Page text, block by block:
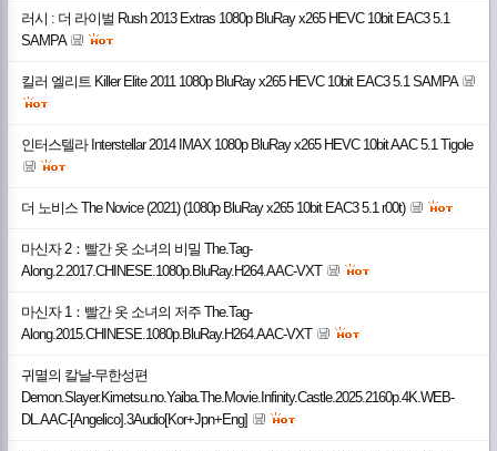
러시 : 더 라이벌 Rush 2013 Extras 1080p BluRay x265 HEVC 10bit EAC3 5.1
SAMPA
킬러 엘리트 Killer Elite 2011 1080p BluRay x265 HEVC 10bit EAC3 5.1 SAMPA
인터스텔라 Interstellar 2014 IMAX 1080p BluRay x265 HEVC 10bit AAC 5.1 Tigole
더 노비스 The Novice (2021) (1080p BluRay x265 10bit EAC3 5.1 r00t)
마신자 2：빨간 옷 소녀의 비밀 The.Tag-
Along.2.2017.CHINESE.1080p.BluRay.H264.AAC-VXT
마신자 1：빨간 옷 소녀의 저주 The.Tag-
Along.2015.CHINESE.1080p.BluRay.H264.AAC-VXT
귀멸의 칼날-무한성편
Demon.Slayer.Kimetsu.no.Yaiba.The.Movie.Infinity.Castle.2025.2160p.4K.WEB-
DL.AAC-[Angelico].3Audio[Kor+Jpn+Eng]